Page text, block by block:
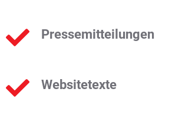
Pressemitteilungen
Websitetexte